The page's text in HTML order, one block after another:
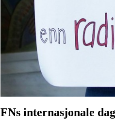
FNs internasjonale